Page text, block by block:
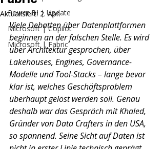
Power BI | Update
Microsoft | Copilot
Microsoft | Fabric
Aktualisiert: 2. Apr.
Viele Debatten über Datenplattformen
beginnen an der falschen Stelle. Es wird
über Architektur gesprochen, über
Lakehouses, Engines, Governance-
Modelle und Tool-Stacks – lange bevor
klar ist, welches Geschäftsproblem
überhaupt gelöst werden soll. Genau
deshalb war das Gespräch mit Khaled,
Gründer von Data Crafters in den USA,
so spannend. Seine Sicht auf Daten ist